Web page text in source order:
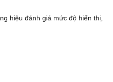
hiệu đánh giá mức độ hiển thị,